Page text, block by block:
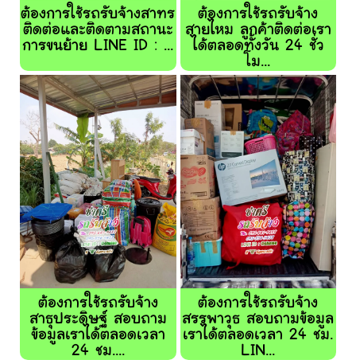
ต้องการใช้รถรับจ้างสาทร
ติดต่อและติดตามสถานะ
การขนย้าย LINE ID : ...
ต้องการใช้รถรับจ้าง
สายไหม ลูกค้าติดต่อเรา
ได้ตลอดทั้งวัน 24 ชั่ว
โม...
ต้องการใช้รถรับจ้าง
สาธุประดิษฐ์ สอบถาม
ข้อมูลเราได้ตลอดเวลา
24 ชม....
ต้องการใช้รถรับจ้าง
สรรพาวุธ สอบถามข้อมูล
เราได้ตลอดเวลา 24 ชม.
LIN...